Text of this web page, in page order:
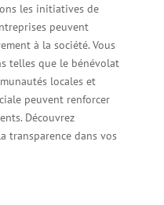
les initiatives de
peuvent
à la société. Vous
telles que le bénévolat
locales et
peuvent renforcer
Découvrez
transparence dans vos